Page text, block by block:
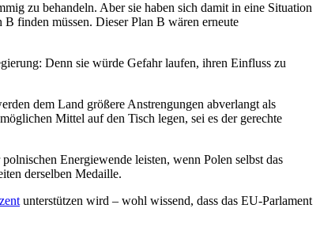
zu behandeln. Aber sie haben sich damit in eine Situation
finden müssen. Dieser Plan B wären erneute
Denn sie würde Gefahr laufen, ihren Einfluss zu
dem Land größere Anstrengungen abverlangt als
Mittel auf den Tisch legen, sei es der gerechte
Energiewende leisten, wenn Polen selbst das
derselben Medaille.
unterstützen wird – wohl wissend, dass das EU-Parlament